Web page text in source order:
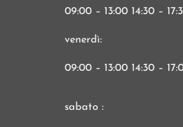
09:00 – 13:00 14:30 –
venerdì:
09:00 – 13:00 14:30 –
sabato :